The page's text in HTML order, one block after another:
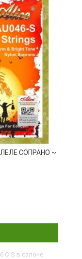
СОПРАНО ~
C-S в салоне